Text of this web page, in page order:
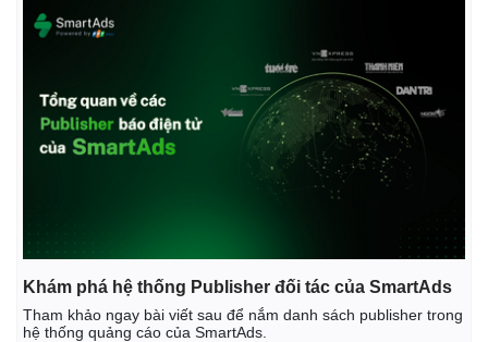
Khám phá hệ thống Publisher đối tác của SmartAds
Tham khảo ngay bài viết sau để nắm danh sách publisher trong
hệ thống quảng cáo của SmartAds.